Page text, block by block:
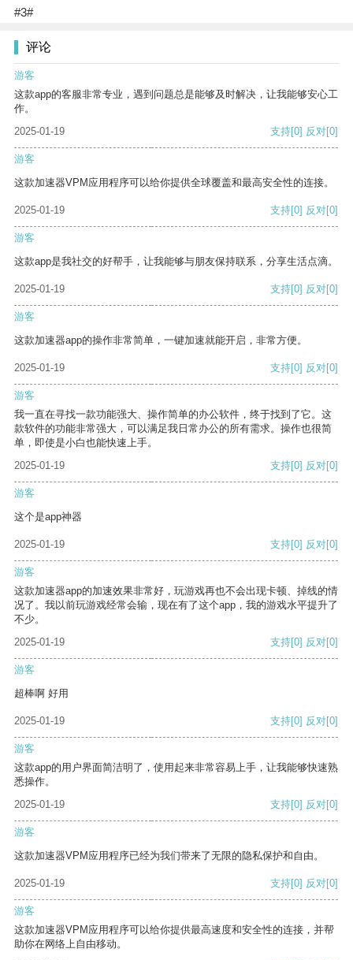
#3#
评论
游客
这款app的客服非常专业，遇到问题总是能够及时解决，让我能够安心工
作。
2025-01-19
支持[0] 反对[0]
游客
这款加速器VPM应用程序可以给你提供全球覆盖和最高安全性的连接。
2025-01-19 支持[0] 反对[0]
游客
这款app是我社交的好帮手，让我能够与朋友保持联系，分享生活点滴。
2025-01-19 支持[0] 反对[0]
游客
这款加速器app的操作非常简单，一键加速就能开启，非常方便。
2025-01-19 支持[0] 反对[0]
游客
我一直在寻找一款功能强大、操作简单的办公软件，终于找到了它。这
款软件的功能非常强大，可以满足我日常办公的所有需求。操作也很简
单，即使是小白也能快速上手。
2025-01-19
支持[0] 反对[0]
游客
这个是app神器
2025-01-19 支持[0] 反对[0]
游客
这款加速器app的加速效果非常好，玩游戏再也不会出现卡顿、掉线的情
况了。我以前玩游戏经常会输，现在有了这个app，我的游戏水平提升了
不少。
2025-01-19
支持[0] 反对[0]
游客
超棒啊 好用
2025-01-19 支持[0] 反对[0]
游客
这款app的用户界面简洁明了，使用起来非常容易上手，让我能够快速熟
悉操作。
2025-01-19
支持[0] 反对[0]
游客
这款加速器VPM应用程序已经为我们带来了无限的隐私保护和自由。
2025-01-19 支持[0] 反对[0]
游客
这款加速器VPM应用程序可以给你提供最高速度和安全性的连接，并帮
助你在网络上自由移动。